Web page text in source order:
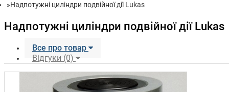
Надпотужні циліндри подвійної дії Lukas
Надпотужні циліндри подвійної дії Lukas
Все про товар
Відгуки (0)